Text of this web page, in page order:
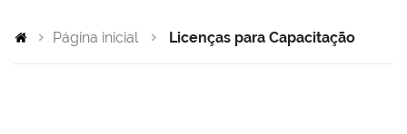
Página inicial Licenças para Capacitação